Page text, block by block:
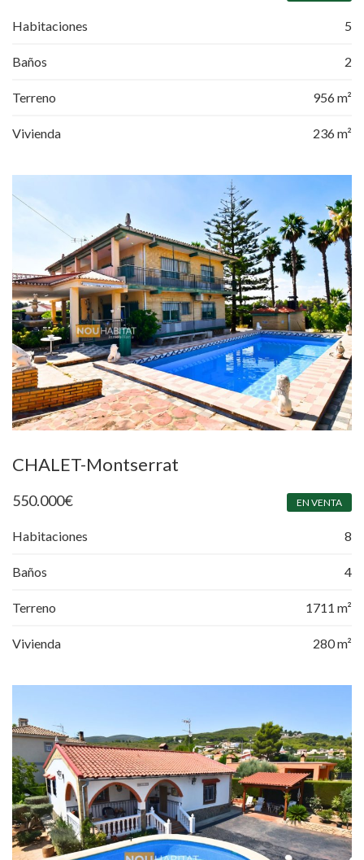
Habitaciones 5
Baños 2
Terreno 956 m²
Vivienda 236 m²
CHALET-Montserrat
550.000€ EN VENTA
Habitaciones 8
Baños 4
Terreno 1711 m²
Vivienda 280 m²